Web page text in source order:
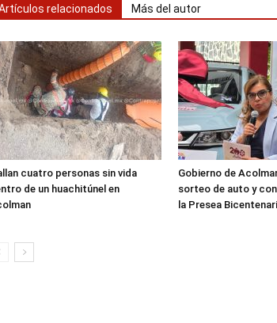
relacionados Más del autor
cuatro personas sin vida
de un huachitúnel en
Gobierno de
sorteo de auto y
la Presea